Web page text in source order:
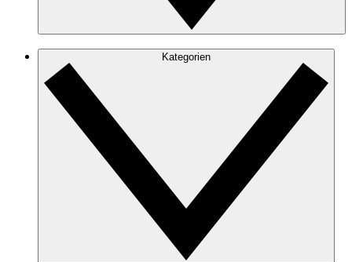
Kategorien